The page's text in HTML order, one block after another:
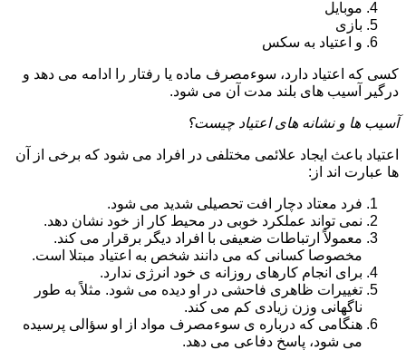
موبایل
بازی
و اعتیاد به سکس
کسی که اعتیاد دارد، سوءمصرف ماده یا رفتار را ادامه می دهد و
درگیر آسیب های بلند مدت آن می شود.
آسیب ها و نشانه های اعتیاد چیست؟
اعتیاد باعث ایجاد علائمی مختلفی در افراد می شود که برخی از آن
ها عبارت اند از:
فرد معتاد دچار افت تحصیلی شدید می شود.
نمی تواند عملکرد خوبی در محیط کار از خود نشان دهد.
معمولاً ارتباطات ضعیفی با افراد دیگر برقرار می کند.
مخصوصا کسانی که می دانند شخص به اعتیاد مبتلا است.
برای انجام کارهای روزانه ی خود انرژی ندارد.
تغییرات ظاهری فاحشی در او دیده می شود. مثلاً به طور
ناگهانی وزن زیادی کم می کند.
هنگامی که درباره ی سوءمصرف مواد از او سؤالی پرسیده
می شود، پاسخ دفاعی می دهد.